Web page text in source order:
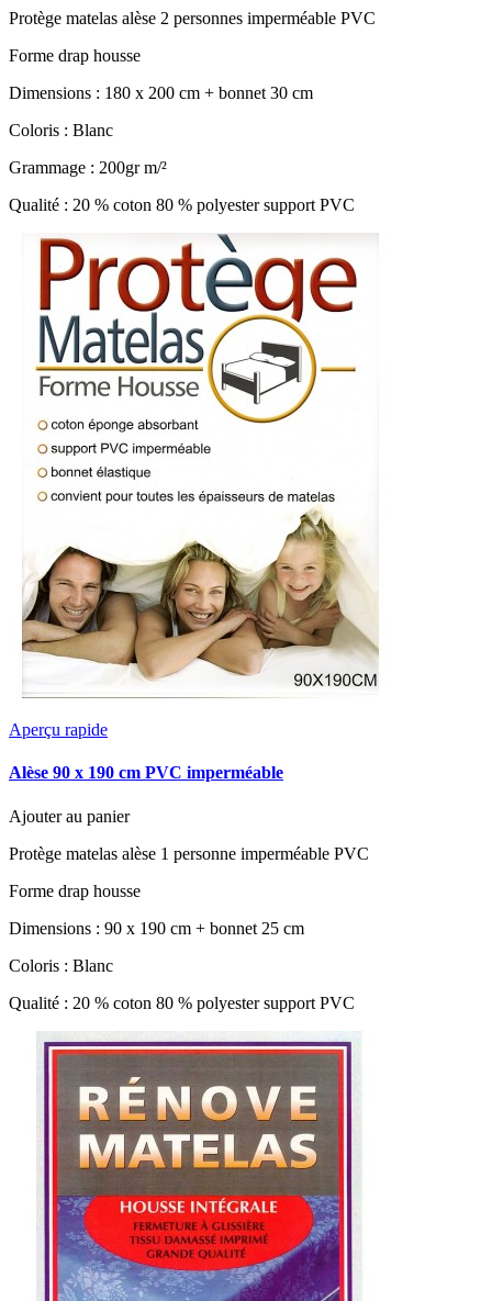
Protège matelas alèse 2 personnes imperméable PVC
Forme drap housse
Dimensions : 180 x 200 cm + bonnet 30 cm
Coloris : Blanc
Grammage : 200gr m/²
Qualité : 20 % coton 80 % polyester support PVC
Aperçu rapide
Alèse 90 x 190 cm PVC imperméable
Ajouter au panier
Protège matelas alèse 1 personne imperméable PVC
Forme drap housse
Dimensions : 90 x 190 cm + bonnet 25 cm
Coloris : Blanc
Qualité : 20 % coton 80 % polyester support PVC